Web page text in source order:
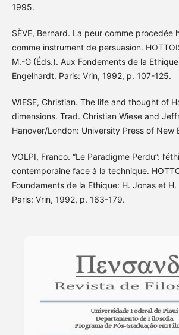
1995.
SÈVE, Bernard. La peur comme procedée
comme instrument de persuasion.
M.-G (Éds.). Aux Fondements de la
Engelhardt. Paris: Vrin, 1992, p. 107-125.
WIESE, Christian. The life and thought of
dimensions. Trad. Christian Wiese and
Hanover/London: University Press of New
VOLPI, Franco. “Le Paradigme Perdu”:
contemporaine face à la technique.
Foundaments de la Ethique: H. Jonas et
Paris: Vrin, 1992, p. 163-179.